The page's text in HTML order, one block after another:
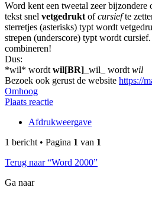
Word kent een tweetal zeer
tekst snel vetgedrukt ofcursiefte
sterretjes (asterisks) typt wordt
strepen (underscore) typt wordt
combineren!
Dus:
*wil* wordt wil[BR] _wil_ wordt wil
Bezoek ook gerust de website https://
Omhoog
Plaats reactie
Afdrukweergave
1 bericht • Pagina 1 van 1
Terug naar “Word 2000”
Ga naar